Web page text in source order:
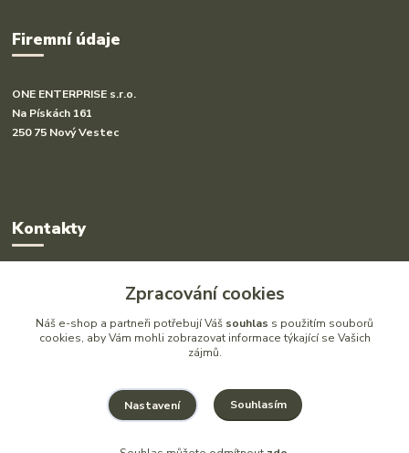
Firemní údaje
ONE ENTERPRISE s.r.o.
Na Pískách 161
250 75 Nový Vestec
Kontakty
Radka Hakl
+420 777 613 020
(Po-Pá, 9-16 hod.)
Zpracování cookies
Náš e-shop a partneři potřebují Váš souhlas s použitím souborů
cookies, aby Vám mohli zobrazovat informace týkající se Vašich
zájmů.
Nastavení Souhlasím